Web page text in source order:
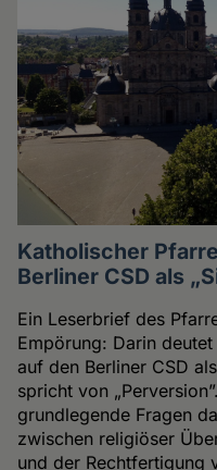
Katholischer
Berliner CSD als
Ein Leserbrief des
Empörung: Darin
auf den Berliner CSD
spricht von
grundlegende Fragen
zwischen religiöser
und der Rechtfertigung